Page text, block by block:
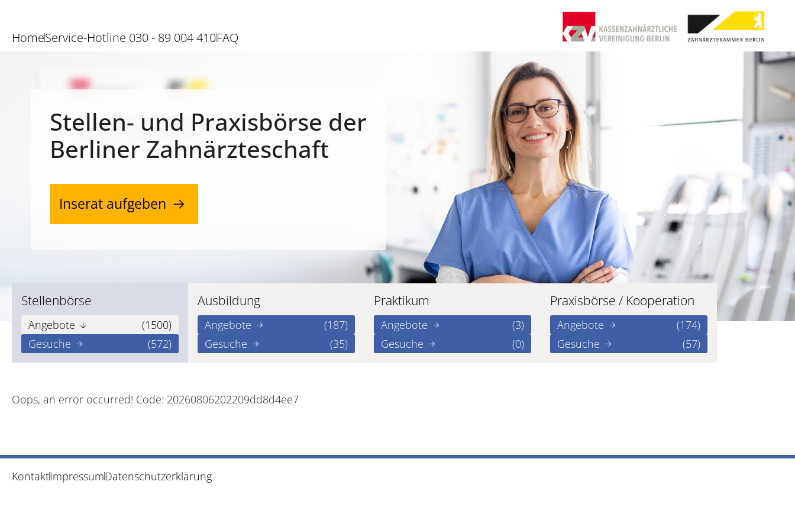
HomeService-Hotline 030 - 89 004 410FAQ
Stellen- und Praxisbörse der
Berliner Zahnärzteschaft
Inserat aufgeben
Stellenbörse
Angebote
(1500)
Gesuche
(572)
Ausbildung
Angebote
(187)
Gesuche
(35)
Praktikum
Angebote
(3)
Gesuche
(0)
Praxisbörse / Kooperation
Angebote
(174)
Gesuche
(57)
Oops, an error occurred! Code: 20260806202209dd8d4ee7
KontaktImpressumDatenschutzerklärung